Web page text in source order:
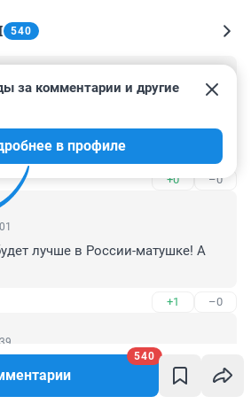
540
540
что знакомит читателей с
Скоро всё повторится на
уровне, но
аналогичными. Развитие идёт по
к сожалению, нас ничему не учит.
+0 –0
за комментарии и другие
в профиле
лучше в России-матушке! А
+1 –0
последствия неумелого
и кризиса, который начался в